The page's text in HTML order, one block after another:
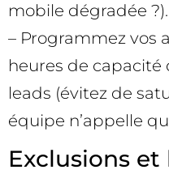
mobile dégradée ?).
– Programmez vos
heures de
leads (évitez de
équipe n’appelle
Exclusions